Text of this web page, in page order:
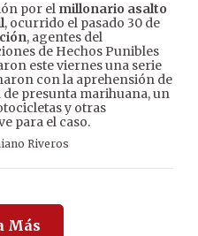
por el millonario asalto
, ocurrido el pasado 30 de
, agentes del
de Hechos Punibles
este viernes una serie
con la aprehensión de
presunta marihuana, un
y otras
para el caso.
Riveros
Más